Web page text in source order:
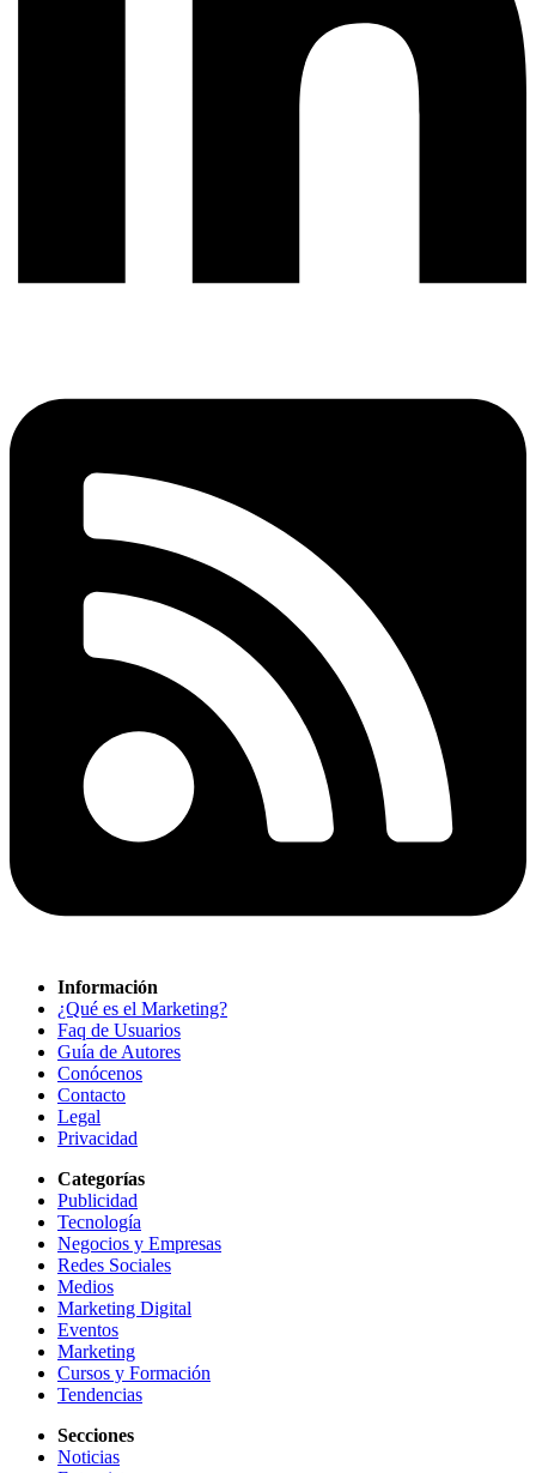
Información
¿Qué es el Marketing?
Faq de Usuarios
Guía de Autores
Conócenos
Contacto
Legal
Privacidad
Categorías
Publicidad
Tecnología
Negocios y Empresas
Redes Sociales
Medios
Marketing Digital
Eventos
Marketing
Cursos y Formación
Tendencias
Secciones
Noticias